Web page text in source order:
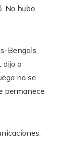
No hubo
Bengals
dijo a
no se
permanece